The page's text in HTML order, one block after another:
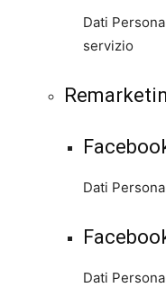
Dati
servizio
Dati
Dati